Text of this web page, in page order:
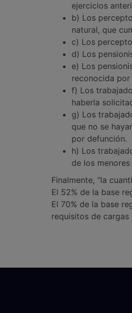
ejercicios
b) Los
natural, que
c) Los
d) Los
e) Los
reconocida
f) Los
haberla
g) Los
que no se
por defunción.
h) Los
de los
Finalmente, "la
El 52% de la base
El 70% de la base
requisitos de